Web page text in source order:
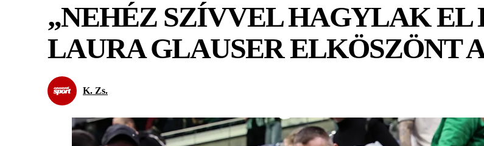
„NEHÉZ SZÍVVEL HAGYLAK EL
LAURA GLAUSER ELKÖSZÖNT
K. Zs.